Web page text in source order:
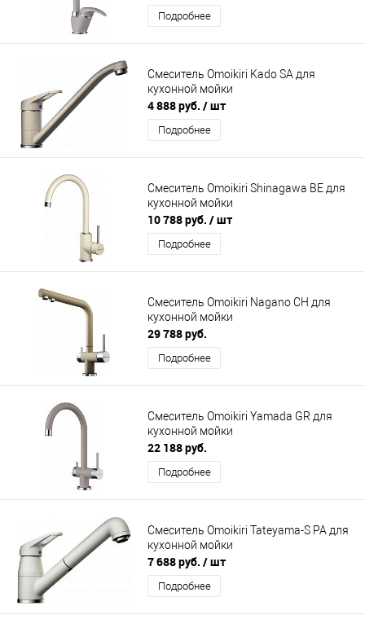
Подробнее
Смеситель Omoikiri Kado SA для
кухонной мойки
4 888 руб. / шт
Подробнее
Смеситель Omoikiri Shinagawa BE для
кухонной мойки
10 788 руб. / шт
Подробнее
Смеситель Omoikiri Nagano CH для
кухонной мойки
29 788 руб.
Подробнее
Смеситель Omoikiri Yamada GR для
кухонной мойки
22 188 руб.
Подробнее
Смеситель Omoikiri Tateyama-S PA для
кухонной мойки
7 688 руб. / шт
Подробнее